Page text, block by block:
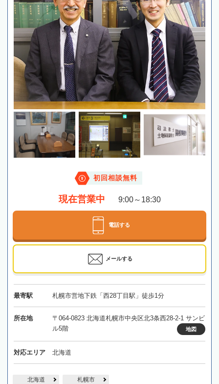
初回相談無料
現在営業中 9:00～18:30
電話する
メールする
最寄駅 札幌市営地下鉄「西28丁目駅」徒歩1分
所在地
〒064-0823 北海道札幌市中央区北3条西28-2-1 サンビ
ル5階
地図
対応エリア 北海道
北海道 札幌市